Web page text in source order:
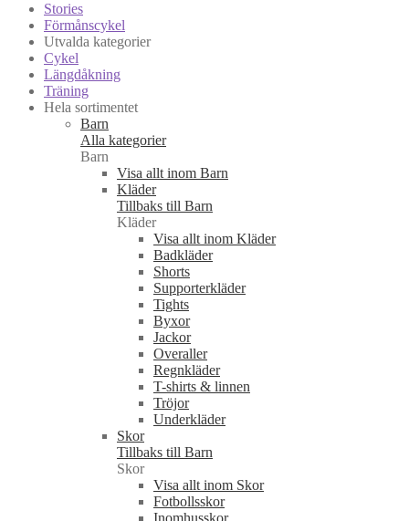
Stories
Förmånscykel
Utvalda kategorier
Cykel
Längdåkning
Träning
Hela sortimentet
Barn
Alla kategorier
Barn
Visa allt inom Barn
Kläder
Tillbaks till Barn
Kläder
Visa allt inom Kläder
Badkläder
Shorts
Supporterkläder
Tights
Byxor
Jackor
Overaller
Regnkläder
T-shirts & linnen
Tröjor
Underkläder
Skor
Tillbaks till Barn
Skor
Visa allt inom Skor
Fotbollsskor